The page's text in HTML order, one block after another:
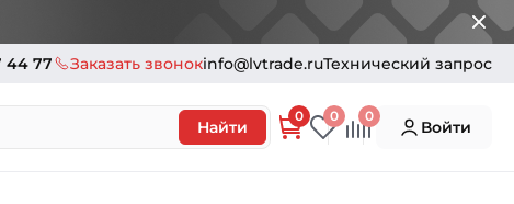
44 77 Заказать звонокinfo@lvtrade.ruТехнический запрос
Найти
0 0 0
Войти